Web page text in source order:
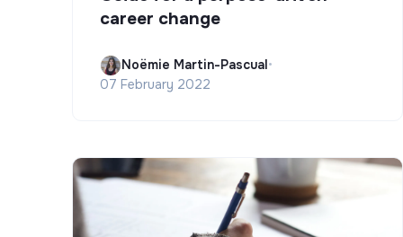
career change
Noëmie Martin-Pascual•
07 February 2022